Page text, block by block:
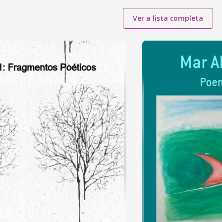
Ver a lista completa